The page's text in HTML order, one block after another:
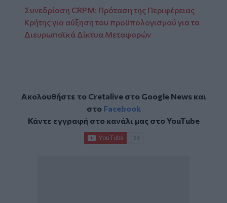
Συνεδρίαση CRPM: Πρόταση της Περιφέρειας
Κρήτης για αύξηση του προϋπολογισμού για τα
Διευρωπαϊκά Δίκτυα Μεταφορών
Ακολουθήστε το Cretalive στο Google Newsκαι
στο Facebook
Κάντε εγγραφή στο κανάλι μας στοYouTube